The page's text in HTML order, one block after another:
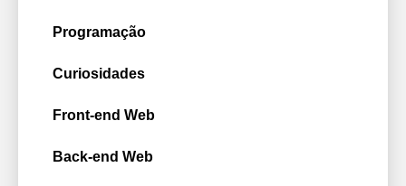
Programação
Curiosidades
Front-end Web
Back-end Web